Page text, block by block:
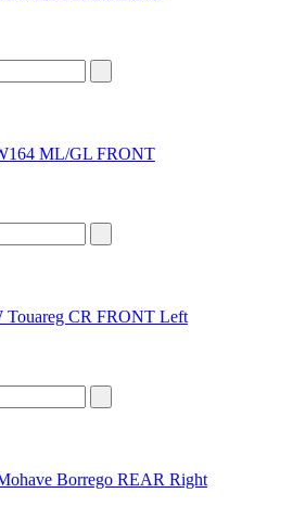
ML/GL FRONT
CR FRONT Left
Borrego REAR Right